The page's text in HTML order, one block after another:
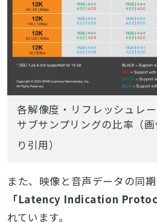
各解像度・リフレッシュレ
サブサンプリングの比率（画
り引用）
また、映像と音声データの同
「Latency Indication
れています。